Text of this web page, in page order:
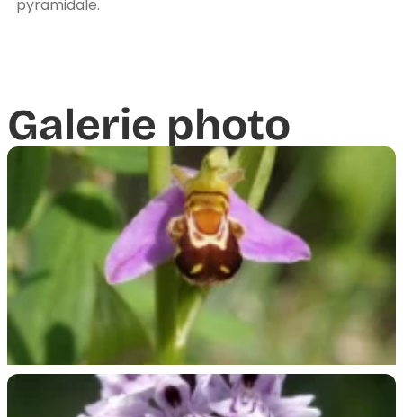
pyramidale.
Galerie photo